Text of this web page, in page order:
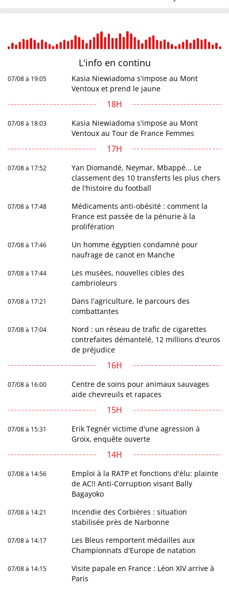
L'info en continu
07/08 à 19:05
Kasia Niewiadoma s'impose au Mont
Ventoux et prend le jaune
18H
07/08 à 18:03
Kasia Niewiadoma s'impose au Mont
Ventoux au Tour de France Femmes
17H
07/08 à 17:52
Yan Diomandé, Neymar, Mbappé... Le
classement des 10 transferts les plus chers
de l'histoire du football
07/08 à 17:48
Médicaments anti-obésité : comment la
France est passée de la pénurie à la
prolifération
07/08 à 17:46
Un homme égyptien condamné pour
naufrage de canot en Manche
07/08 à 17:44
Les musées, nouvelles cibles des
cambrioleurs
07/08 à 17:21
Dans l'agriculture, le parcours des
combattantes
07/08 à 17:04
Nord : un réseau de trafic de cigarettes
contrefaites démantelé, 12 millions d'euros
de préjudice
16H
07/08 à 16:00
Centre de soins pour animaux sauvages
aide chevreuils et rapaces
15H
07/08 à 15:31
Erik Tegnér victime d'une agression à
Groix, enquête ouverte
14H
07/08 à 14:56
Emploi à la RATP et fonctions d'élu: plainte
de AC!! Anti-Corruption visant Bally
Bagayoko
07/08 à 14:21
Incendie des Corbières : situation
stabilisée près de Narbonne
07/08 à 14:17
Les Bleus remportent médailles aux
Championnats d'Europe de natation
07/08 à 14:15
Visite papale en France : Léon XIV arrive à
Paris